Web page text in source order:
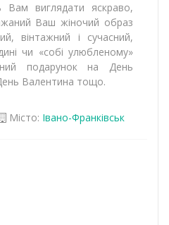
Вам виглядати яскраво,
Ваш жіночий образ
вінтажний і сучасний,
чи «собі улюбленому»
подарунок на День
Валентина тощо.
Місто: Івано-Франківськ